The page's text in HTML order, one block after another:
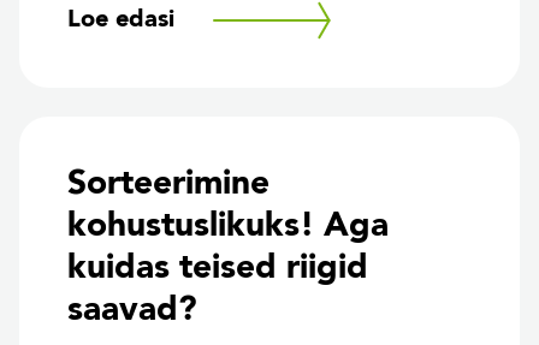
Loe edasi
Sorteerimine
kohustuslikuks! Aga
kuidas teised riigid
saavad?